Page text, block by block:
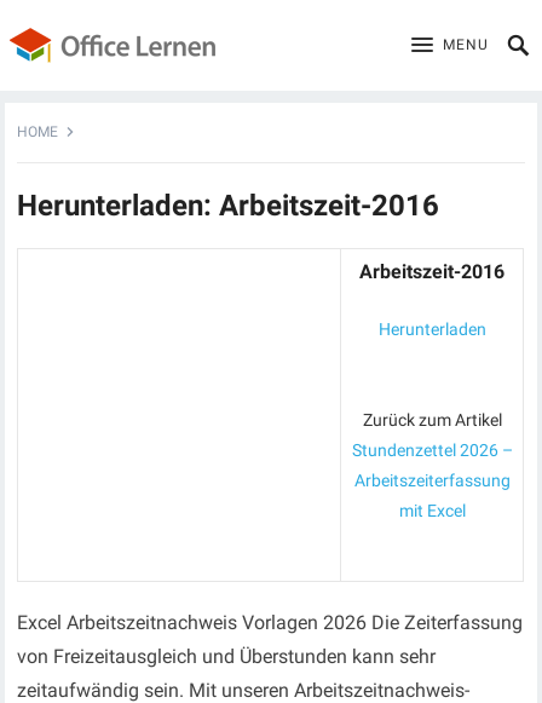
MENU
HOME
Herunterladen: Arbeitszeit-2016
Arbeitszeit-2016
Herunterladen
Zurück zum Artikel
Stundenzettel 2026 –
Arbeitszeiterfassung
mit Excel
Excel Arbeitszeitnachweis Vorlagen 2026 Die Zeiterfassung
von Freizeitausgleich und Überstunden kann sehr
zeitaufwändig sein. Mit unseren Arbeitszeitnachweis-